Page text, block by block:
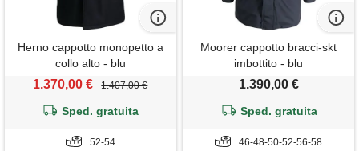
Herno cappotto monopetto a
collo alto - blu
1.370,00 € 1.407,00 €
Sped. gratuita
52-54
Moorer cappotto bracci-skt
imbottito - blu
1.390,00 €
Sped. gratuita
46-48-50-52-56-58